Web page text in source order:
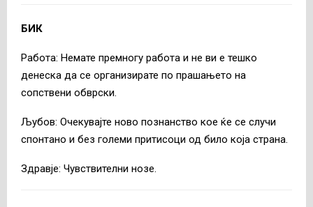
БИК
Работа: Немате премногу работа и не ви е тешко
денеска да се организирате по прашањето на
сопствени обврски.
Љубов: Очекувајте ново познанство кое ќе се случи
спонтано и без големи притисоци од било која страна.
Здравје: Чувствителни нозе.